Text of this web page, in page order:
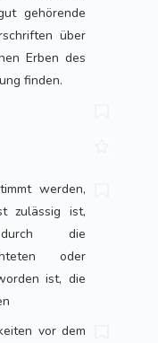
gehörende
über
Erben des
finden.
werden,
zulässig ist,
die
oder
ist, die
vor dem